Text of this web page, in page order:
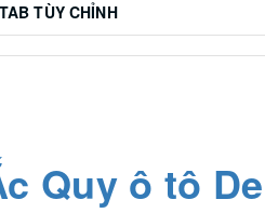
TAB TÙY CHỈNH
Quy ô tô